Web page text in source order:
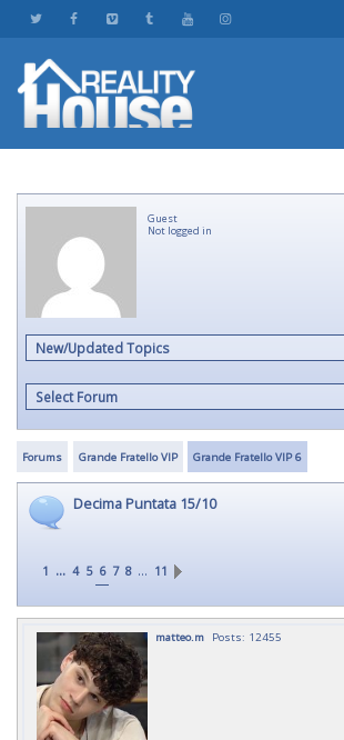
Guest
Not logged in
New/Updated Topics
Select Forum
Forums Grande Fratello VIP Grande Fratello VIP 6
Decima Puntata 15/10
1 ... 4 5 6 7 8 … 11
matteo.m Posts: 12455